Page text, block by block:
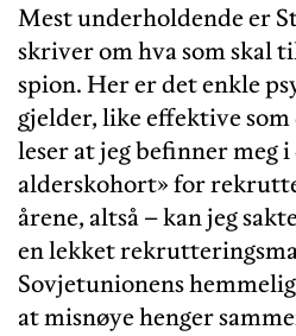
Mest underholdende er
skriver om hva som skal
spion. Her er det enkle
gjelder, like effektive
leser at jeg befinner meg i
alderskohort» for
årene, altså – kan jeg
en lekket
Sovjetunionens
at misnøye henger